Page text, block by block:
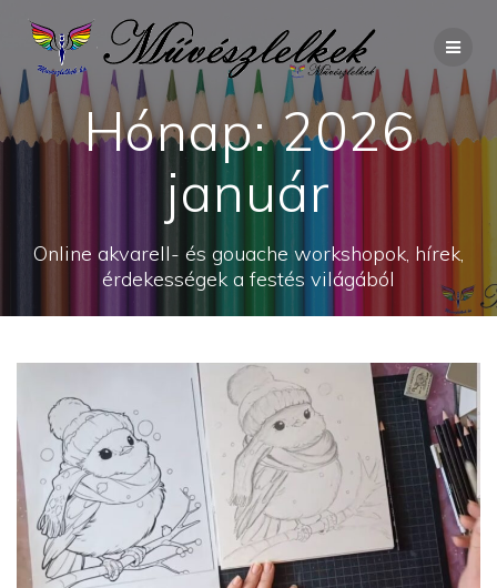
content
Hónap:2026
január
Online akvarell- és gouache workshopok, hírek,
érdekességek a festés világából